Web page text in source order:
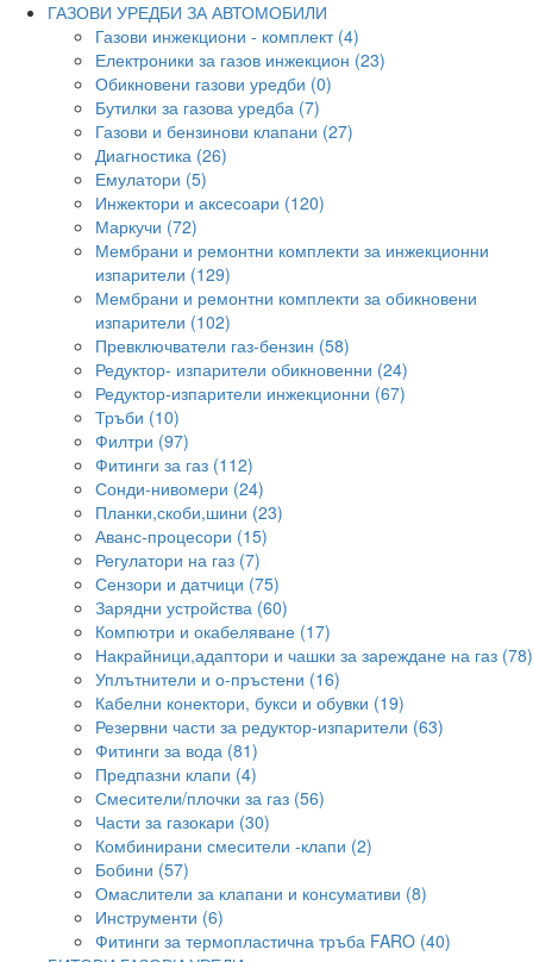
ГАЗОВИ УРЕДБИ ЗА АВТОМОБИЛИ
Газови инжекциони - комплект (4)
Електроники за газов инжекцион (23)
Обикновени газови уредби (0)
Бутилки за газова уредба (7)
Газови и бензинови клапани (27)
Диагностика (26)
Емулатори (5)
Инжектори и аксесоари (120)
Маркучи (72)
Мембрани и ремонтни комплекти за инжекционни
изпарители (129)
Мембрани и ремонтни комплекти за обикновени
изпарители (102)
Превключватели газ-бензин (58)
Редуктор- изпарители обикновенни (24)
Редуктор-изпарители инжекционни (67)
Тръби (10)
Филтри (97)
Фитинги за газ (112)
Сонди-нивомери (24)
Планки,скоби,шини (23)
Аванс-процесори (15)
Регулатори на газ (7)
Сензори и датчици (75)
Зарядни устройства (60)
Компютри и окабеляване (17)
Накрайници,адаптори и чашки за зареждане на газ (78)
Уплътнители и о-пръстени (16)
Кабелни конектори, букси и обувки (19)
Резервни части за редуктор-изпарители (63)
Фитинги за вода (81)
Предпазни клапи (4)
Смесители/плочки за газ (56)
Части за газокари (30)
Комбинирани смесители -клапи (2)
Бобини (57)
Омаслители за клапани и консумативи (8)
Инструменти (6)
Фитинги за термопластична тръба FARO (40)